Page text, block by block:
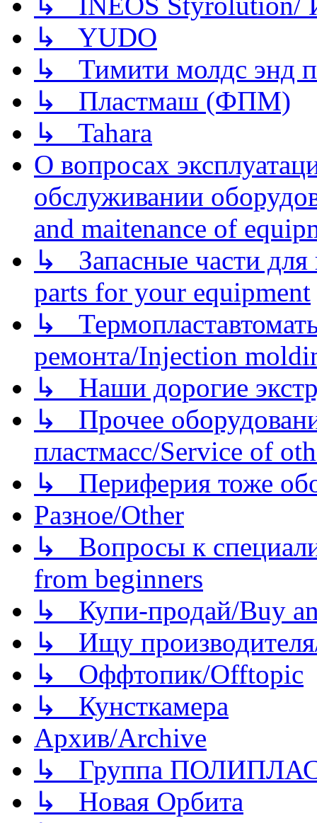
↳ YUDO
↳ Тимити молдс энд
↳ Пластмаш (ФПМ)
↳ Tahara
О вопросах
обслуживании
and maitenance of
↳ Запасные части для
parts for your equipment
↳
ремонта/Injection
↳ Наши дорогие
↳ Прочее
пластмасс/Service of
↳ Периферия тоже
Разное/Other
↳ Вопросы к
from beginners
↳ Купи-продай/Buy
↳ Ищу
↳ Оффтопик/Offtopic
↳ Кунсткамера
Архив/Archive
↳ Группа
↳ Новая Орбита